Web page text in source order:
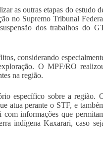
as outras etapas do estudo
no Supremo Tribunal
dos trabalhos do
considerando
O MPF/RO
na região.
específico sobre a região.
atua perante o STF, e
informações que
indígena Kaxarari, caso